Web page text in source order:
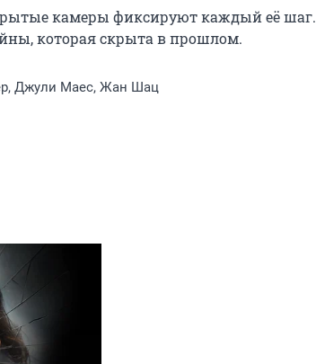
камеры фиксируют каждый её шаг.
которая скрыта в прошлом.
Джули Маес, Жан Шац